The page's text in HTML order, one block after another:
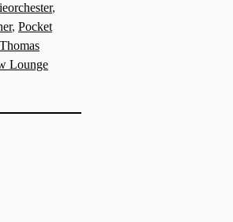
,
, Pocket
Thomas
Lounge